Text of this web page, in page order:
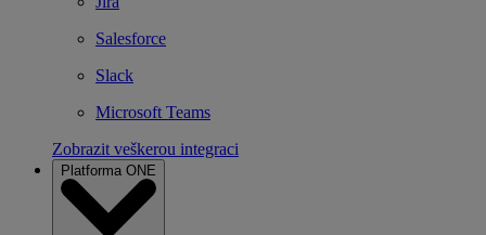
Salesforce
Slack
Microsoft Teams
Zobrazit veškerou integraci
Platforma ONE